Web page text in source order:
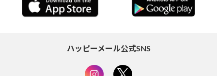
ハッピーメール公式SNS